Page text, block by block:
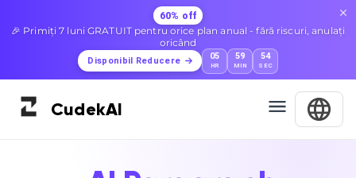
60% off
🎉 Primiți 7 luni GRATUIT pentru orice plan anual - fără riscuri, anulați
oricând
Disponibil Reducere 05
HR
59
MIN
53
SEC
CudekAI